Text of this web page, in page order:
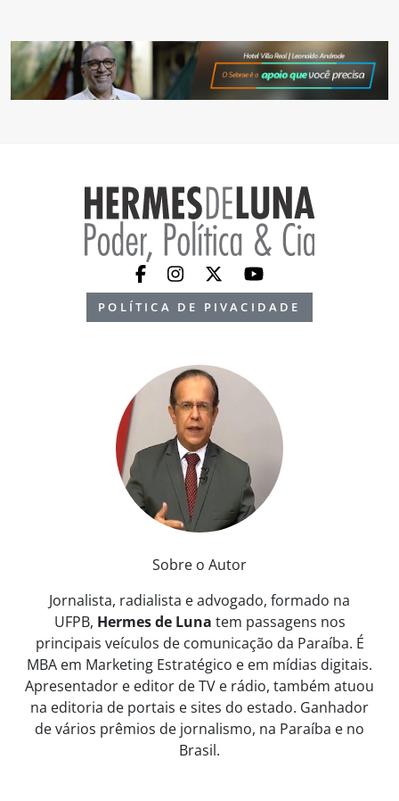
POLÍTICA DE PIVACIDADE
Sobre o Autor
Jornalista, radialista e advogado, formado na
UFPB, Hermes de Luna tem passagens nos
principais veículos de comunicação da Paraíba. É
MBA em Marketing Estratégico e em mídias digitais.
Apresentador e editor de TV e rádio, também atuou
na editoria de portais e sites do estado. Ganhador
de vários prêmios de jornalismo, na Paraíba e no
Brasil.